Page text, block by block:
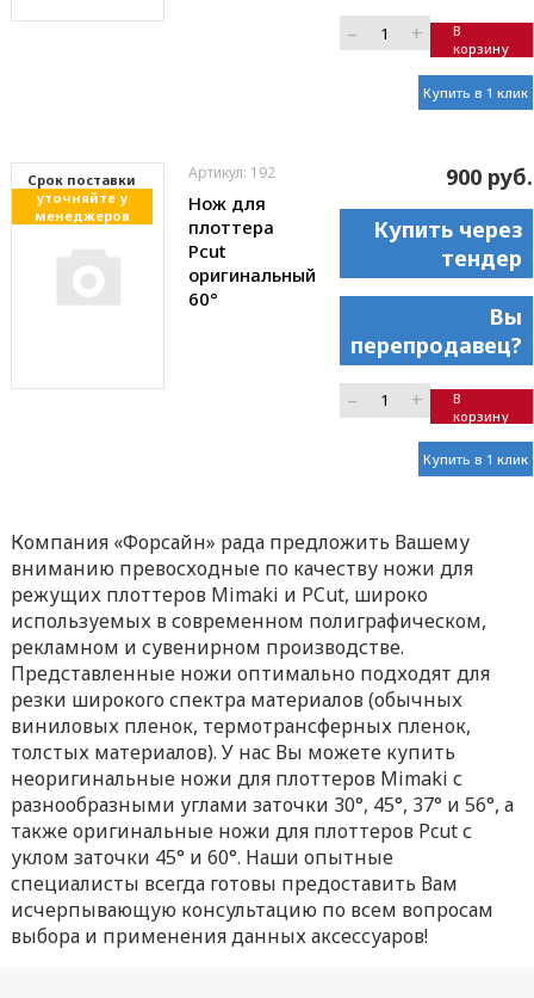
– +
В
корзину
Купить в 1 клик
Cрок поставки
уточняйте у
менеджеров
Артикул: 192
Нож для
плоттера
Pcut
оригинальный
60°
900 руб.
Купить через
тендер
Вы
перепродавец?
– +
В
корзину
Купить в 1 клик
Компания «Форсайн» рада предложить Вашему
вниманию превосходные по качеству ножи для
режущих плоттеров Mimaki и PCut, широко
используемых в современном полиграфическом,
рекламном и сувенирном производстве.
Представленные ножи оптимально подходят для
резки широкого спектра материалов (обычных
виниловых пленок, термотрансферных пленок,
толстых материалов). У нас Вы можете купить
неоригинальные ножи для плоттеров Mimaki с
разнообразными углами заточки 30°, 45°, 37° и 56°, а
также оригинальные ножи для плоттеров Pcut с
уклом заточки 45° и 60°. Наши опытные
специалисты всегда готовы предоставить Вам
исчерпывающую консультацию по всем вопросам
выбора и применения данных аксессуаров!